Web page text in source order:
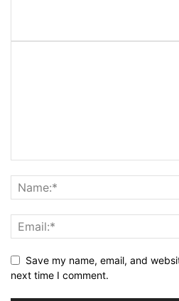
Save my name, email, and
next time I comment.